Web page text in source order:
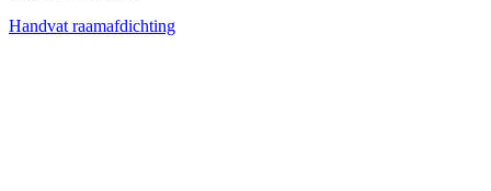
Handvat raamafdichting